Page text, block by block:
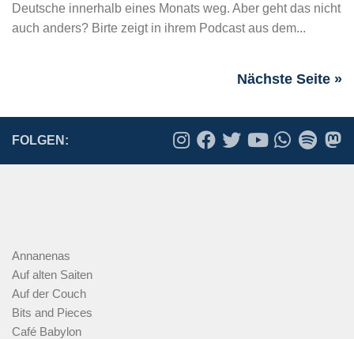
Deutsche innerhalb eines Monats weg. Aber geht das nicht
auch anders? Birte zeigt in ihrem Podcast aus dem...
Nächste Seite »
FOLGEN:
Annanenas
Auf alten Saiten
Auf der Couch
Bits and Pieces
Café Babylon